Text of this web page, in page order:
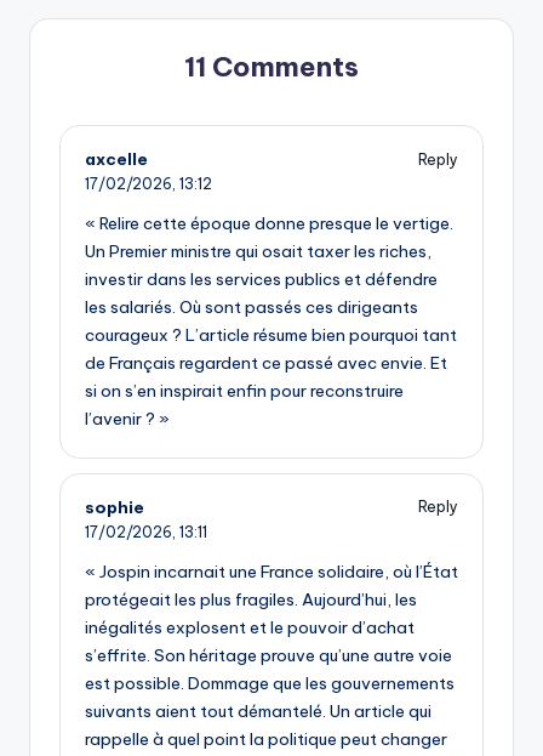
11 Comments
axcelle
Reply
17/02/2026, 13:12
« Relire cette époque donne presque le vertige.
Un Premier ministre qui osait taxer les riches,
investir dans les services publics et défendre
les salariés. Où sont passés ces dirigeants
courageux ? L’article résume bien pourquoi tant
de Français regardent ce passé avec envie. Et
si on s’en inspirait enfin pour reconstruire
l’avenir ? »
sophie
Reply
17/02/2026, 13:11
« Jospin incarnait une France solidaire, où l’État
protégeait les plus fragiles. Aujourd’hui, les
inégalités explosent et le pouvoir d’achat
s’effrite. Son héritage prouve qu’une autre voie
est possible. Dommage que les gouvernements
suivants aient tout démantelé. Un article qui
rappelle à quel point la politique peut changer